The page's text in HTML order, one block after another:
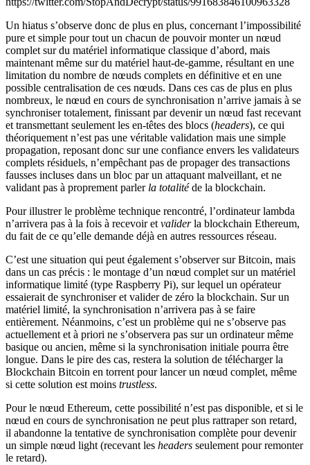
Un hiatus s’observe donc de plus en plus, concernant l’impossibilité
pure et simple pour tout un chacun de pouvoir monter un nœud
complet sur du matériel informatique classique d’abord, mais
maintenant même sur du matériel haut-de-gamme, résultant en une
limitation du nombre de nœuds complets en définitive et en une
possible centralisation de ces nœuds. Dans ces cas de plus en plus
nombreux, le nœud en cours de synchronisation n’arrive jamais à se
synchroniser totalement, finissant par devenir un nœud fast recevant
et transmettant seulement les en-têtes des blocs (headers), ce qui
théoriquement n’est pas une véritable validation mais une simple
propagation, reposant donc sur une confiance envers les validateurs
complets résiduels, n’empêchant pas de propager des transactions
fausses incluses dans un bloc par un attaquant malveillant, et ne
validant pas à proprement parler la totalitéde la blockchain.
Pour illustrer le problème technique rencontré, l’ordinateur lambda
n’arrivera pas à la fois à recevoir et validerla blockchain Ethereum,
du fait de ce qu’elle demande déjà en autres ressources réseau.
C’est une situation qui peut également s’observer sur Bitcoin, mais
dans un cas précis : le montage d’un nœud complet sur un matériel
informatique limité (type Raspberry Pi), sur lequel un opérateur
essaierait de synchroniser et valider de zéro la blockchain. Sur un
matériel limité, la synchronisation n’arrivera pas à se faire
entièrement. Néanmoins, c’est un problème qui ne s’observe pas
actuellement et à priori ne s’observera pas sur un ordinateur même
basique ou ancien, même si la synchronisation initiale pourra être
longue. Dans le pire des cas, restera la solution de télécharger la
Blockchain Bitcoin en torrent pour lancer un nœud complet, même
si cette solution est moins trustless.
Pour le nœud Ethereum, cette possibilité n’est pas disponible, et si le
nœud en cours de synchronisation ne peut plus rattraper son retard,
il abandonne la tentative de synchronisation complète pour devenir
un simple nœud light (recevant les headers seulement pour remonter
le retard).